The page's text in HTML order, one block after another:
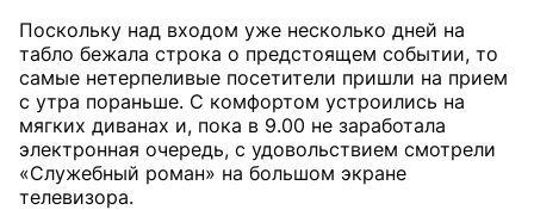
Поскольку над входом уже несколько дней на
табло бежала строка о предстоящем событии, то
самые нетерпеливые посетители пришли на прием
с утра пораньше. С комфортом устроились на
мягких диванах и, пока в 9.00 не заработала
электронная очередь, с удовольствием смотрели
«Служебный роман» на большом экране
телевизора.